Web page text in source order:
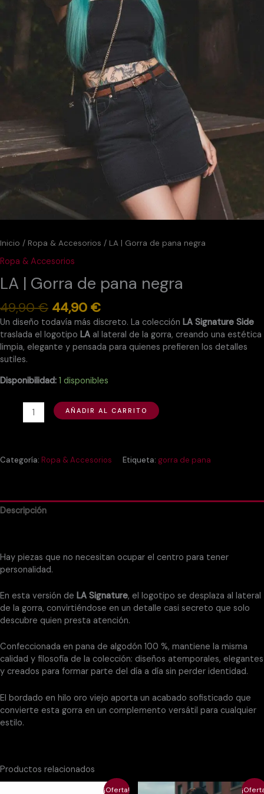
Inicio / Ropa & Accesorios / LA | Gorra de pana negra
Ropa & Accesorios
LA | Gorra de pana negra
49,90€ 44,90 €
Un diseño todavía más discreto. La colección LA Signature Side
traslada el logotipo LA al lateral de la gorra, creando una estética
limpia, elegante y pensada para quienes prefieren los detalles
sutiles.
Disponibilidad: 1 disponibles
AÑADIR AL CARRITO
Categoría: Ropa & Accesorios Etiqueta: gorra de pana
Descripción
Hay piezas que no necesitan ocupar el centro para tener
personalidad.
En esta versión de LA Signature, el logotipo se desplaza al lateral
de la gorra, convirtiéndose en un detalle casi secreto que solo
descubre quien presta atención.
Confeccionada en pana de algodón 100 %, mantiene la misma
calidad y filosofía de la colección: diseños atemporales, elegantes
y creados para formar parte del día a día sin perder identidad.
El bordado en hilo oro viejo aporta un acabado sofisticado que
convierte esta gorra en un complemento versátil para cualquier
estilo.
Productos relacionados
¡Oferta!
El
El